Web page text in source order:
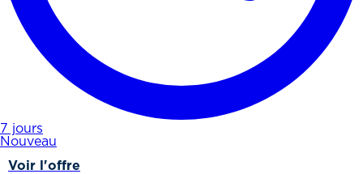
7 jours
Nouveau
Voir l'offre